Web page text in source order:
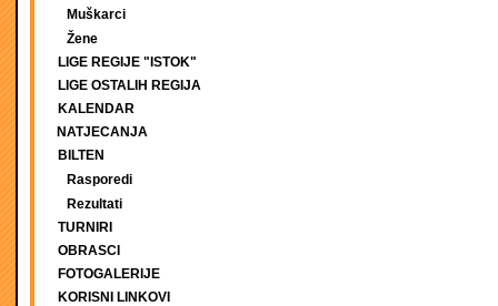
Muškarci
Žene
LIGE REGIJE "ISTOK"
LIGE OSTALIH REGIJA
KALENDAR
NATJECANJA
BILTEN
Rasporedi
Rezultati
TURNIRI
OBRASCI
FOTOGALERIJE
KORISNI LINKOVI